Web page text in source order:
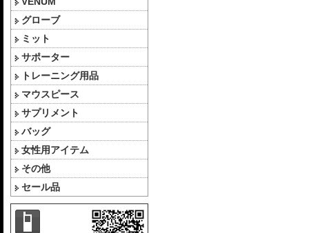
グローブ
ミット
サポーター
トレーニング用品
マウスピース
サプリメント
バッグ
女性用アイテム
その他
セール品